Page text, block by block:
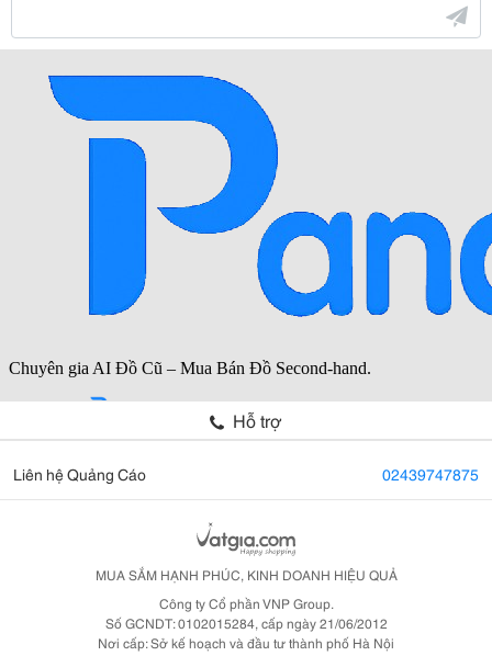
Hỗ trợ
Liên hệ Quảng Cáo 02439747875
MUA SẮM HẠNH PHÚC, KINH DOANH HIỆU QUẢ
Công ty Cổ phần VNP Group.
Số GCNDT: 0102015284, cấp ngày 21/06/2012
Nơi cấp: Sở kế hoạch và đầu tư thành phố Hà Nội